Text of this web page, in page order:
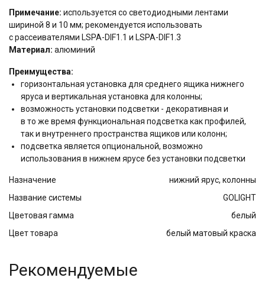
Примечание: используется со светодиодными лентами
шириной 8 и 10 мм; рекомендуется использовать
с рассеивателями LSPA-DIF1.1 и LSPA-DIF1.3
Материал: алюминий
Преимущества:
горизонтальная установка для среднего ящика нижнего
яруса и вертикальная установка для колонны;
возможность установки подсветки - декоративная и
в то же время функциональная подсветка как профилей,
так и внутреннего пространства ящиков или колонн;
подсветка является опциональной, возможно
использования в нижнем ярусе без установки подсветки
Назначение
нижний ярус, колонны
Название системы
GOLIGHT
Цветовая гамма
белый
Цвет товара
белый матовый краска
Рекомендуемые